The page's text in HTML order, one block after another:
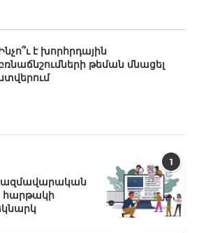
է խորհրդային
թեման մնացել
1
հարթակի